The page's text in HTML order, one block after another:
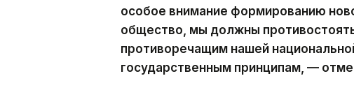
особое внимание формированию
общество, мы должны
противоречащим нашей
государственным принципам, —